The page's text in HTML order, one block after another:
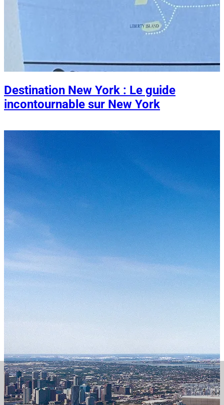
Destination New York : Le guide
incontournable sur New York